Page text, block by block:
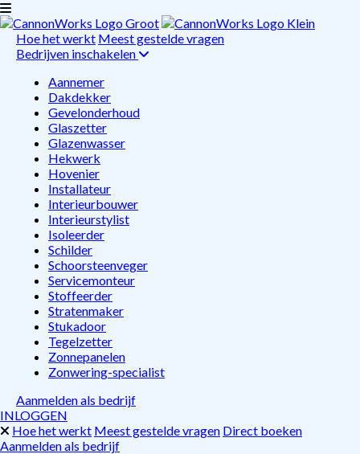
Hoe het werkt Meest gestelde vragen
Bedrijven inschakelen
Aannemer
Dakdekker
Gevelonderhoud
Glaszetter
Glazenwasser
Hekwerk
Hovenier
Installateur
Interieurbouwer
Interieurstylist
Isoleerder
Schilder
Schoorsteenveger
Servicemonteur
Stoffeerder
Stratenmaker
Stukadoor
Tegelzetter
Zonnepanelen
Zonwering-specialist
Aanmelden als bedrijf
INLOGGEN
Hoe het werkt Meest gestelde vragen Direct boeken
Aanmelden als bedrijf